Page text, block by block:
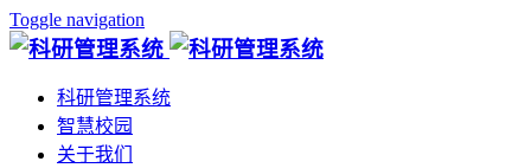
Toggle navigation
科研管理系统
智慧校园
关于我们